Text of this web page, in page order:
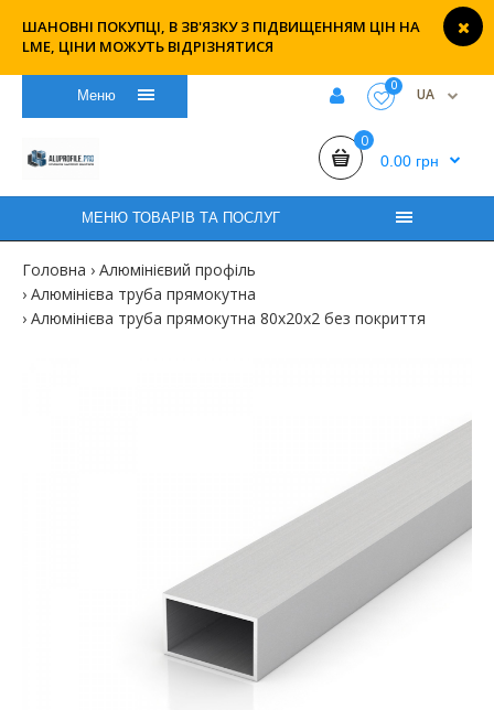
ШАНОВНІ ПОКУПЦІ, В ЗВ'ЯЗКУ З ПІДВИЩЕННЯМ ЦІН НА
LME, ЦІНИ МОЖУТЬ ВІДРІЗНЯТИСЯ
Меню
0 UA
0
0.00 грн
МЕНЮ ТОВАРІВ ТА ПОСЛУГ
Головна
Алюмінієвий профіль
Алюмінієва труба прямокутна
Алюмінієва труба прямокутна 80х20х2 без покриття